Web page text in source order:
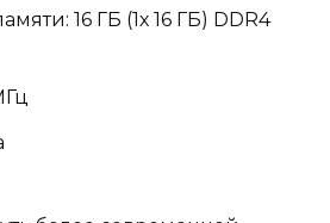
16 ГБ (1х 16 ГБ) DDR4